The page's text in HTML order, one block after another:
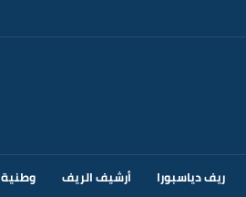
ريف دياسبورا أرشيف الريف وطنية